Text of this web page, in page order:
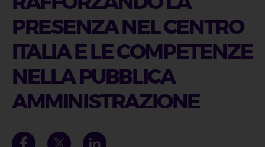
PRESENZA NEL CENTRO
ITALIA E LE COMPETENZE
NELLA PUBBLICA
AMMINISTRAZIONE